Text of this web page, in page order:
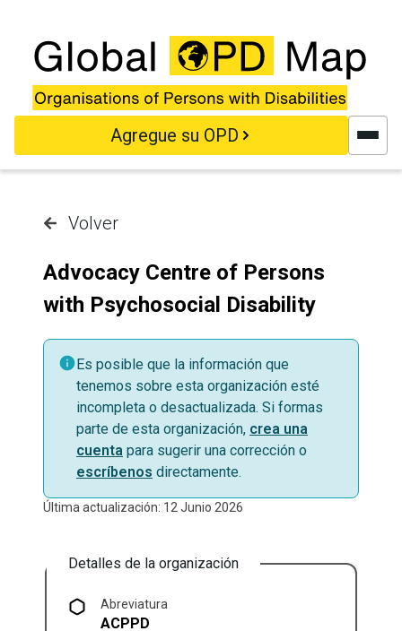
Agregue su OPD
Volver
Advocacy Centre of Persons
with Psychosocial Disability
Es posible que la información que
tenemos sobre esta organización esté
incompleta o desactualizada. Si formas
parte de esta organización, crea una
cuenta para sugerir una corrección o
escríbenos directamente.
Última actualización: 12 Junio 2026
Detalles de la organización
Abreviatura
ACPPD